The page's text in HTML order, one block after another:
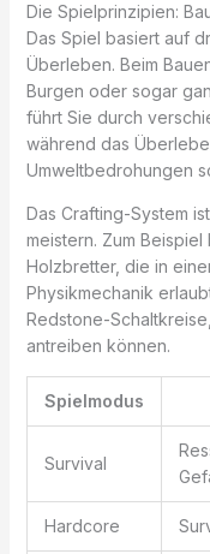
Die Spielprinzipien:
Das Spiel basiert auf
Überleben. Beim
Burgen oder sogar
führt Sie durch
während das
Umweltbedrohungen
Das Crafting-System
meistern. Zum
Holzbretter, die in
Physikmechanik
Redstone-
antreiben können.
Spielmodus
Survival
Hardcore